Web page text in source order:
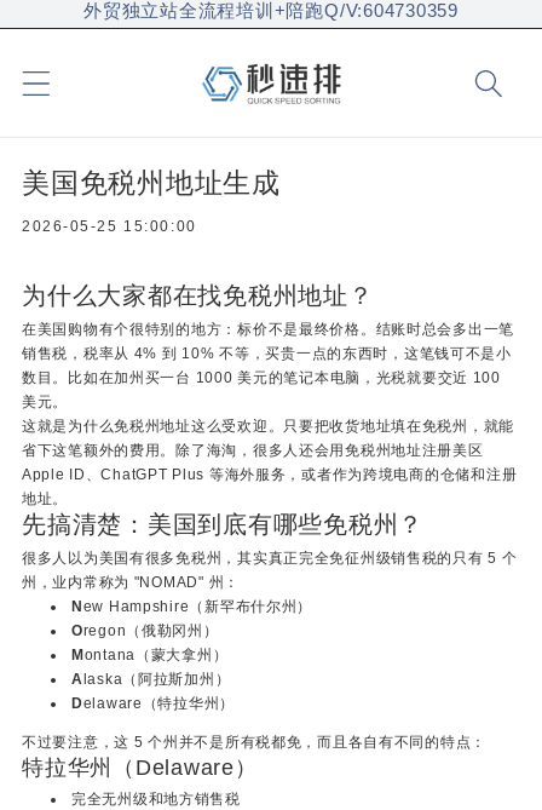
外贸独立站全流程培训+陪跑Q/V:604730359
美国免税州地址生成
2026-05-25 15:00:00
为什么大家都在找免税州地址？
在美国购物有个很特别的地方：标价不是最终价格。结账时总会多出一笔
销售税，税率从 4% 到 10% 不等，买贵一点的东西时，这笔钱可不是小
数目。比如在加州买一台 1000 美元的笔记本电脑，光税就要交近 100
美元。
这就是为什么免税州地址这么受欢迎。只要把收货地址填在免税州，就能
省下这笔额外的费用。除了海淘，很多人还会用免税州地址注册美区
Apple ID、ChatGPT Plus 等海外服务，或者作为跨境电商的仓储和注册
地址。
先搞清楚：美国到底有哪些免税州？
很多人以为美国有很多免税州，其实真正完全免征州级销售税的只有 5 个
州，业内常称为 "NOMAD" 州：
N ew Hampshire（新罕布什尔州）
Oregon（俄勒冈州）
M ontana（蒙大拿州）
A laska（阿拉斯加州）
Delaware（特拉华州）
不过要注意，这 5 个州并不是所有税都免，而且各自有不同的特点：
特拉华州（Delaware）
完全无州级和地方销售税